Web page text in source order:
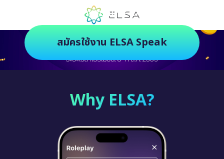
ตัวช่วยฝึกภาษายุคใหม่ ฝึกสนุกยิ่งกว่า
สมัครใช้งาน ELSA Speak
Why ELSA?